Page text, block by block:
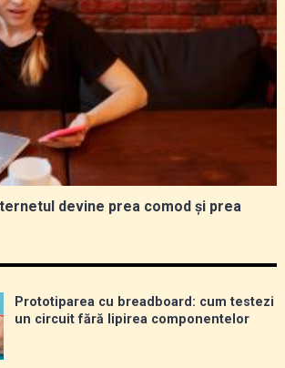
devine prea comod și prea
Prototiparea cu breadboard: cum testezi
un circuit fără lipirea componentelor